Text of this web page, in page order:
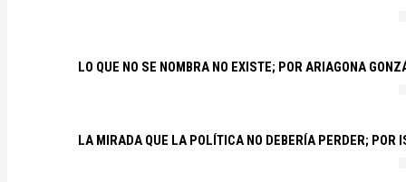
LO QUE NO SE NOMBRA NO EXISTE; POR ARIAGONA
LA MIRADA QUE LA POLÍTICA NO DEBERÍA PERDER; POR